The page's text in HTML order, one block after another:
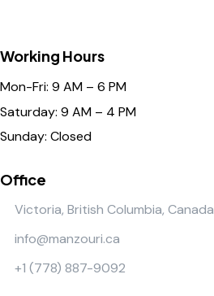
Working Hours
Mon-Fri: 9 AM – 6 PM
Saturday: 9 AM – 4 PM
Sunday: Closed
Office
Victoria, British Columbia, Canada
info@manzouri.ca
+1 (778) 887-9092